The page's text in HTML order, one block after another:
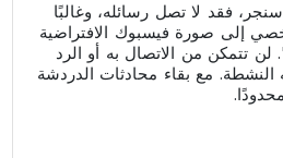
فقد لا تصل رسائله، وغالبًا
إلى صورة فيسبوك الافتراضية
تتمكن من الاتصال به أو الرد
النشطة. مع بقاء محادثات الدردشة